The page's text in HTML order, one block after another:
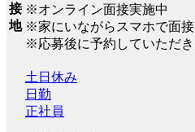
接
地
※オンライン面接実施中
※家にいながらスマホで面
※応募後に予約していただき
土日休み
日勤
正社員